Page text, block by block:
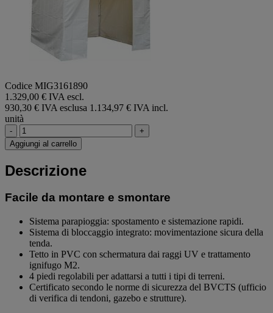
Codice MIG3161890
1.329,00 € IVA escl.
930,30 € IVA esclusa 1.134,97 € IVA incl.
unità
-
+
Aggiungi al carrello
Descrizione
Facile da montare e smontare
Sistema parapioggia: spostamento e sistemazione rapidi.
Sistema di bloccaggio integrato: movimentazione sicura della
tenda.
Tetto in PVC con schermatura dai raggi UV e trattamento
ignifugo M2.
4 piedi regolabili per adattarsi a tutti i tipi di terreni.
Certificato secondo le norme di sicurezza del BVCTS (ufficio
di verifica di tendoni, gazebo e strutture).